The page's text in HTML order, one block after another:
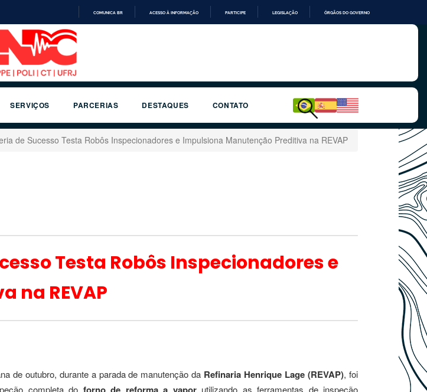
IR
PARA
O
CONTEÚDO
COMUNICA BR ACESSO À INFORMAÇÃO PARTICIPE LEGISLAÇÃO ÓRGÃOS DO GOVERNO
SERVIÇOS PARCERIAS DESTAQUES CONTATO
de Sucesso Testa Robôs Inspecionadores e Impulsiona Manutenção Preditiva na REVAP
Testa Robôs Inspecionadores e
na REVAP
de outubro, durante a parada de manutenção da Refinaria Henrique Lage (REVAP), foi
completa do
utilizando as ferramentas de inspeção